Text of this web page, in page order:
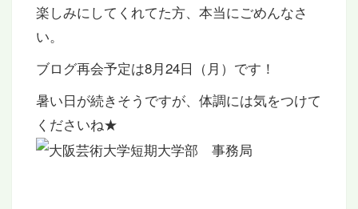
楽しみにしてくれてた方、本当にごめんなさ
い。
ブログ再会予定は8月24日（月）です！
暑い日が続きそうですが、体調には気をつけて
くださいね★